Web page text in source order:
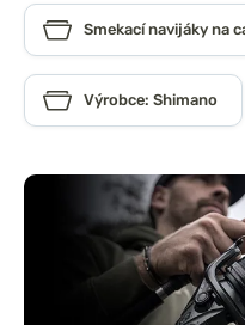
Smekací navijáky na
Výrobce: Shimano